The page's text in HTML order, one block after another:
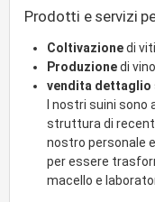
tipici della zona
Prodotti e servizi
Coltivazionedi viti
Produzionedi vino
vendita dettaglio
I nostri suini sono
struttura di
nostro personale
per essere
macello e